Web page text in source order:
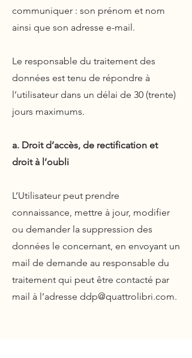
communiquer : son prénom et nom
ainsi que son adresse e-mail.
Le responsable du traitement des
données est tenu de répondre à
l’utilisateur dans un délai de 30 (trente)
jours maximums.
a. Droit d’accès, de rectification et
droit à l’oubli
L’Utilisateur peut prendre
connaissance, mettre à jour, modifier
ou demander la suppression des
données le concernant, en envoyant un
mail de demande au responsable du
traitement qui peut être contacté par
mail à l’adresse ddp@quattrolibri.com.